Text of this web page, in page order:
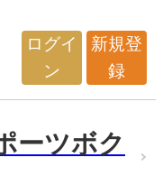
ログイ
ン
新規登
録
ーツボク